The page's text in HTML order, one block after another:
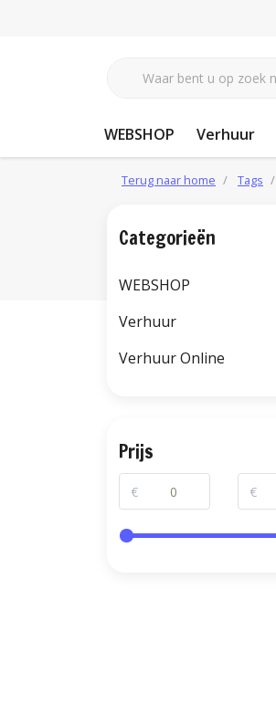
WEBSHOP Verhuur
Terug naar home Tags
Categorieën
WEBSHOP
Verhuur
Verhuur Online
Prijs
€ €